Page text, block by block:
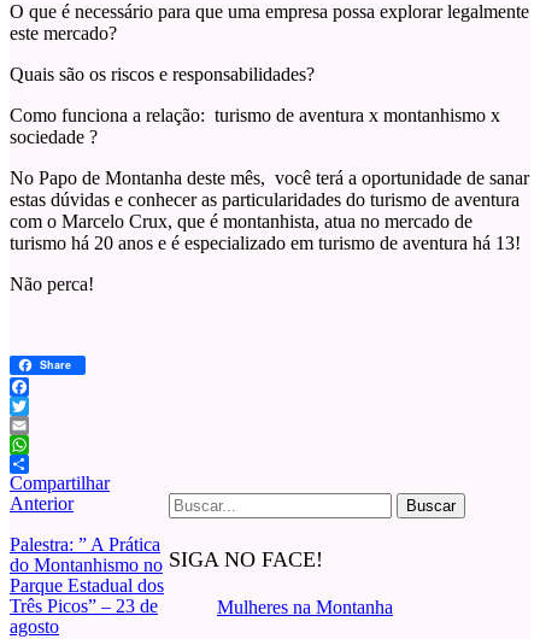
O que é necessário para que uma empresa possa explorar legalmente
este mercado?
Quais são os riscos e responsabilidades?
Como funciona a relação: turismo de aventura x montanhismo x
sociedade ?
No Papo de Montanha deste mês, você terá a oportunidade de sanar
estas dúvidas e conhecer as particularidades do turismo de aventura
com o Marcelo Crux, que é montanhista, atua no mercado de
turismo há 20 anos e é especializado em turismo de aventura há 13!
Não perca!
Share
Facebook
Twitter
Email
WhatsApp
Compartilhar
Buscar
por:
SIGA NO FACE!
Mulheres na Montanha
Anterior
Palestra: ” A Prática
do Montanhismo no
Parque Estadual dos
Três Picos” – 23 de
agosto